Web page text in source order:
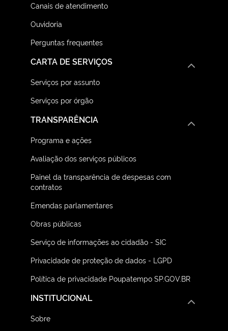
Canais de atendimento
Ouvidoria
Perguntas frequentes
CARTA DE SERVIÇOS
Serviços por assunto
Serviços por órgão
TRANSPARÊNCIA
Programa e ações
Avaliação dos serviços públicos
Painel da transparência de despesas com
contratos
Emendas parlamentares
Obras públicas
Serviço de informações ao cidadão - SIC
Privacidade de proteção de dados - LGPD
Política de privacidade Poupatempo SP.GOV.BR
INSTITUCIONAL
Sobre